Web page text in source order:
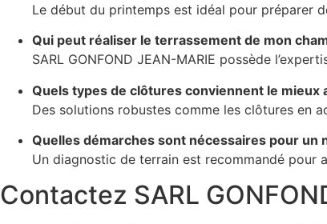
Le début du printemps est idéal pour préparer
Qui peut réaliser le terrassement de mon
SARL GONFOND JEAN-MARIE possède
Quels types de clôtures conviennent le mieux
Des solutions robustes comme les clôtures en
Quelles démarches sont nécessaires pour un
Un diagnostic de terrain est recommandé
Contactez SARL